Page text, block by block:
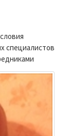
специалистов